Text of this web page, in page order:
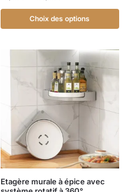
Choix des options
Etagère murale à épice avec